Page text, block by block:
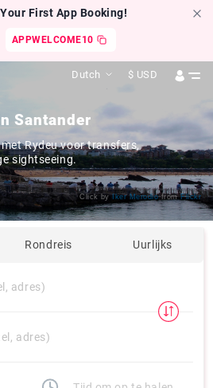
First App Booking!
APPWELCOME10
Dutch $ USD
Santander
Rydeu voor transfers,
sightseeing.
Click byIker MerodiofromFlickr
Rondreis Uurlijks
adres)
adres)